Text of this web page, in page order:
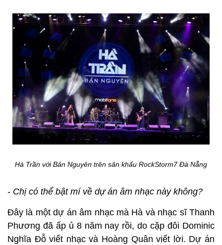
Hà Trần với Bản Nguyên trên sân khấu RockStorm7 Đà Nẵng
- Chị có thể bật mí về dự án âm nhạc này không?
Đây là một dự án âm nhạc mà Hà và nhạc sĩ Thanh
Phương đã ấp ủ 8 năm nay rồi, do cặp đôi Dominic
Nghĩa Đỗ viết nhạc và Hoàng Quân viết lời. Dự án